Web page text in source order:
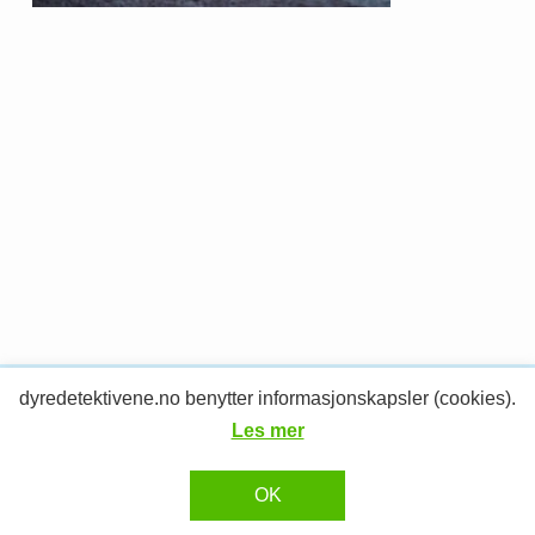
© 2026 Dyredetektivene.
Design og utvikling av
RESPONSIV MEDIA
dyredetektivene.no benytter informasjonskapsler (cookies).
Les mer
OK